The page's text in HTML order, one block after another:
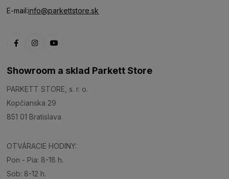
E-mail:info@parkettstore.sk
Showroom a sklad Parkett Store
PARKETT STORE, s. r. o.
Kopčianska 29
851 01 Bratislava
OTVÁRACIE HODINY:
Pon - Pia: 8-18 h.
Sob: 8-12 h.